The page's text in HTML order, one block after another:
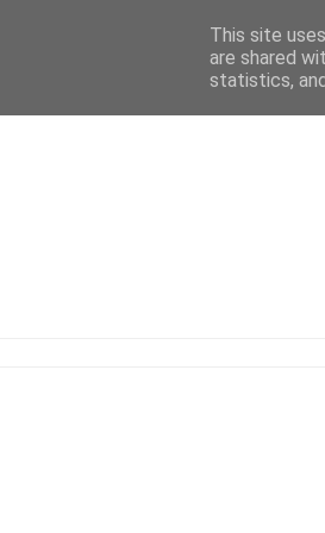
This site
are shared
statistics,